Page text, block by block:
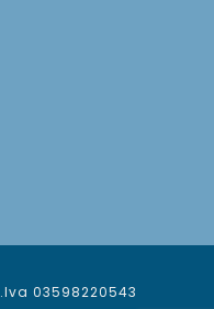
03598220543